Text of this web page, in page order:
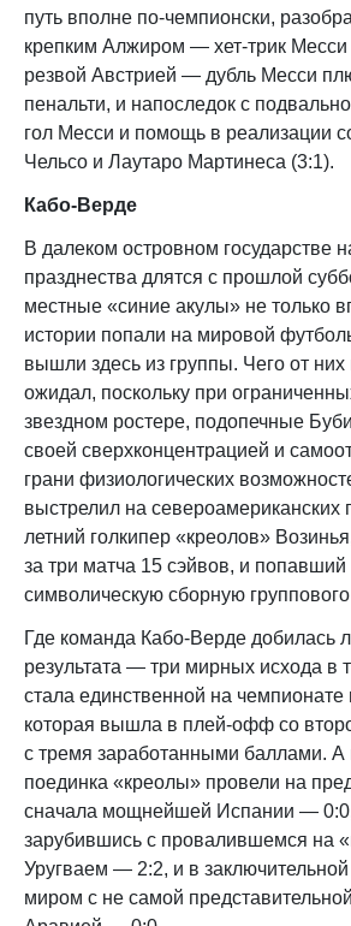
путь вполне по-чемпионски,
крепким Алжиром — хет-трик Месси
резвой Австрией — дубль Месси
пенальти, и напоследок с
гол Месси и помощь в реализации
Чельсо и Лаутаро Мартинеса (3:1).
Кабо-Верде
В далеком островном государстве
празднества длятся с прошлой
местные «синие акулы» не только
истории попали на мировой
вышли здесь из группы. Чего от них
ожидал, поскольку при
звездном ростере, подопечные
своей сверхконцентрацией и
грани физиологических
выстрелил на североамериканских
летний голкипер «креолов»
за три матча 15 сэйвов, и попавший
символическую сборную
Где команда Кабо-Верде добилась
результата — три мирных исхода в
стала единственной на
которая вышла в плей-офф со
с тремя заработанными баллами. А
поединка «креолы» провели на
сначала мощнейшей Испании —
зарубившись с провалившемся на
Уругваем — 2:2, и в заключительной
миром с не самой